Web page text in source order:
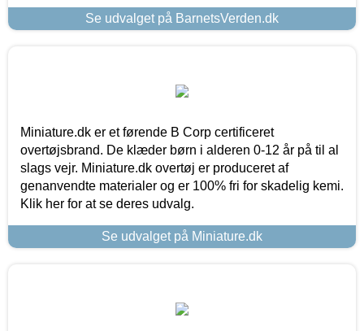
Se udvalget på BarnetsVerden.dk
Miniature.dk er et førende B Corp certificeret
overtøjsbrand. De klæder børn i alderen 0-12 år på til al
slags vejr. Miniature.dk overtøj er produceret af
genanvendte materialer og er 100% fri for skadelig kemi.
Klik her for at se deres udvalg.
Se udvalget på Miniature.dk